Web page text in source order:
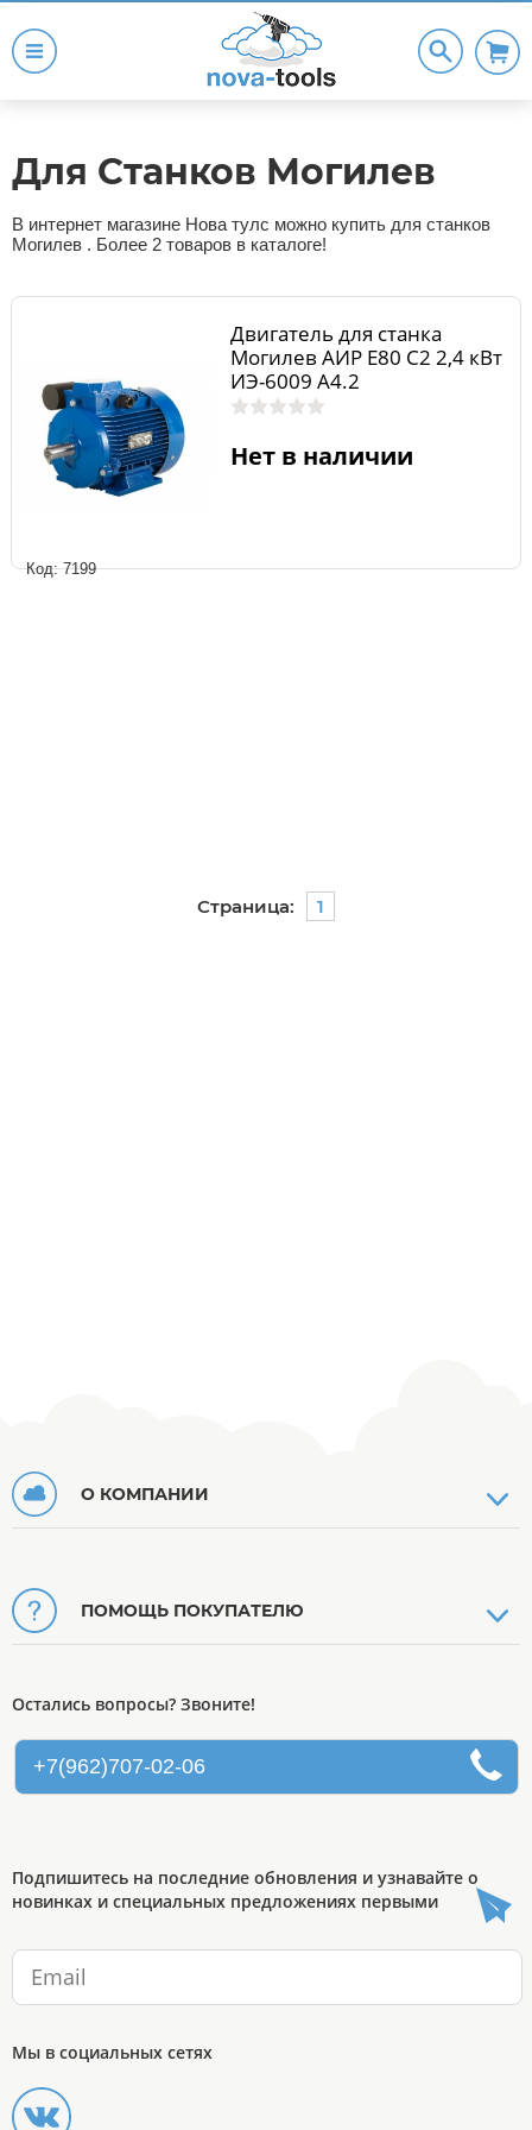
Для Станков Могилев
В интернет магазине Нова тулс можно купить для станков
Могилев . Более 2 товаров в каталоге!
Код: 7199
Двигатель для станка
Могилев АИР Е80 С2 2,4 кВт
ИЭ-6009 А4.2
Нет в наличии
Страница: 1
О КОМПАНИИ
ПОМОЩЬ ПОКУПАТЕЛЮ
Остались вопросы? Звоните!
+7(962)707-02-06
Подпишитесь на последние обновления и узнавайте о
новинках и специальных предложениях первыми
Мы в социальных сетях